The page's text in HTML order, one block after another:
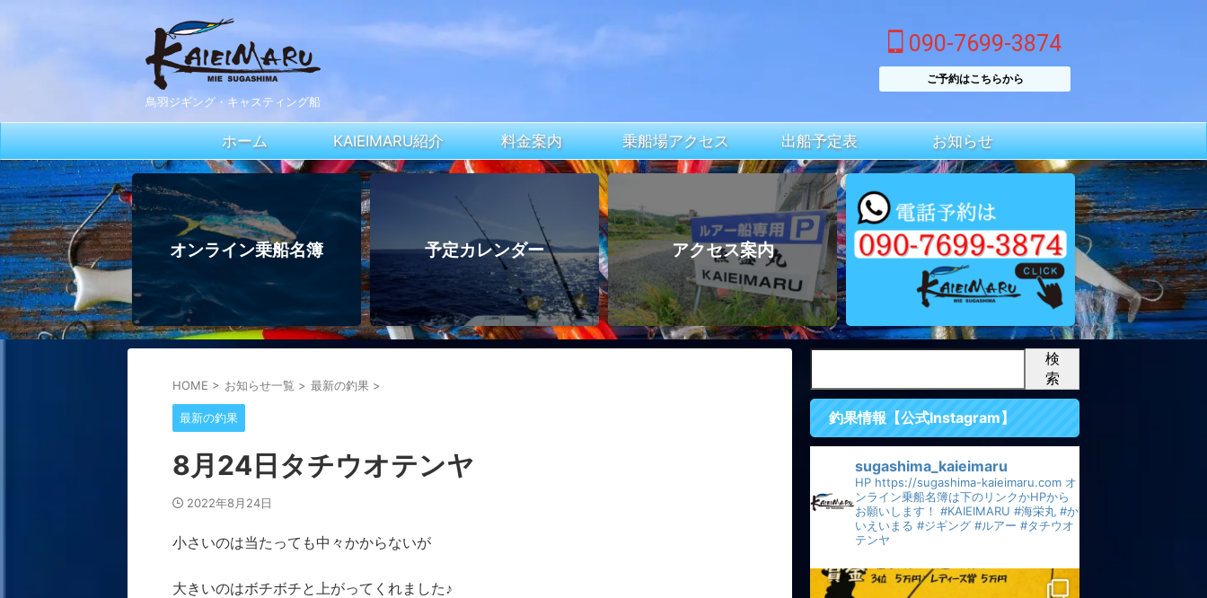
鳥羽ジギング・キャスティング船
090-7699-3874
ご予約はこちらから
ホーム KAIEIMARU紹介 料金案内 乗船場アクセス 出船予定表 お知らせ
オンライン乗船名簿 予定カレンダー アクセス案内
HOME > お知らせ一覧 > 最新の釣果 >
最新の釣果
8月24日タチウオテンヤ
2022年8月24日
小さいのは当たっても中々かからないが
大きいのはボチボチと上がってくれました♪
検
索
釣果情報【公式Instagram】
sugashima_kaieimaru
HP https://sugashima-kaieimaru.com オ
ンライン乗船名簿は下のリンクかHPから
お願いします！ #KAIEIMARU #海栄丸 #か
いえいまる #ジギング #ルアー #タチウオ
テンヤ